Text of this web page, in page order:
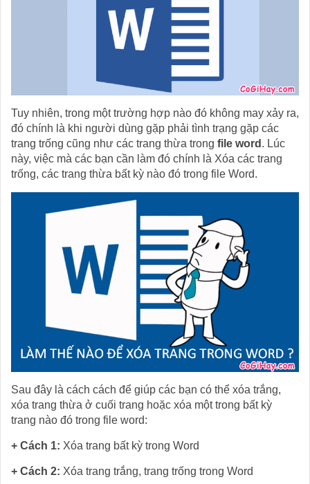
Tuy nhiên, trong một trường hợp nào đó không may xảy ra,
đó chính là khi người dùng gặp phải tình trạng gặp các
trang trống cũng như các trang thừa trong file word . Lúc
này, việc mà các bạn cần làm đó chính là Xóa các trang
trống, các trang thừa bất kỳ nào đó trong file Word.
Sau đây là cách cách để giúp các bạn có thể xóa trắng,
xóa trang thừa ở cuối trang hoặc xóa một trong bất kỳ
trang nào đó trong file word:
+ Cách 1: Xóa trang bất kỳ trong Word
+ Cách 2: Xóa trang trắng, trang trống trong Word